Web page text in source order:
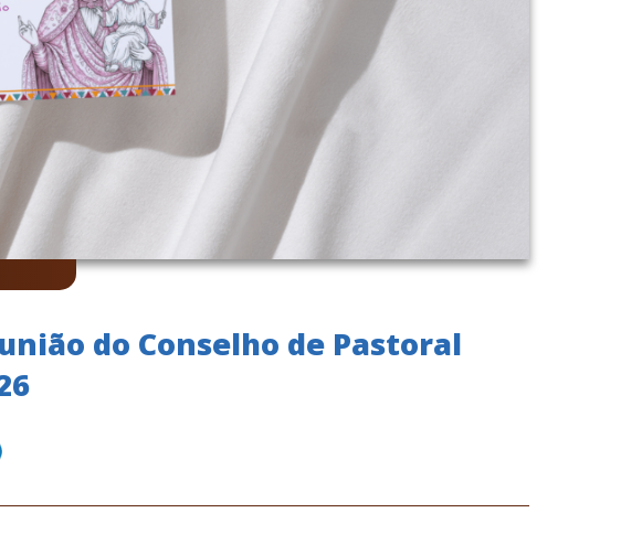
do Conselho de Pastoral